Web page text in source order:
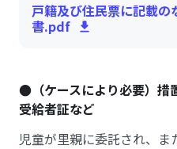
戸籍及び住民票に記載
書.pdf
●（ケースにより必要）措
受給者証など
児童が里親に委託され、